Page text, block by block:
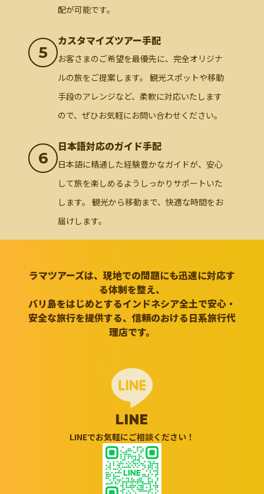
配が可能です。
5
カスタマイズツアー手配
お客さまのご希望を最優先に、完全オリジナ
ルの旅をご提案します。 観光スポットや移動
手段のアレンジなど、柔軟に対応いたします
ので、ぜひお気軽にお問い合わせください。
6
日本語対応のガイド手配
日本語に精通した経験豊かなガイドが、安心
して旅を楽しめるようしっかりサポートいた
します。 観光から移動まで、快適な時間をお
届けします。
ラマツアーズは、現地での問題にも迅速に対応す
る体制を整え、
バリ島をはじめとするインドネシア全土で安心・
安全な旅行を提供する、信頼のおける日系旅行代
理店です。
LINE
LINEでお気軽にご相談ください！